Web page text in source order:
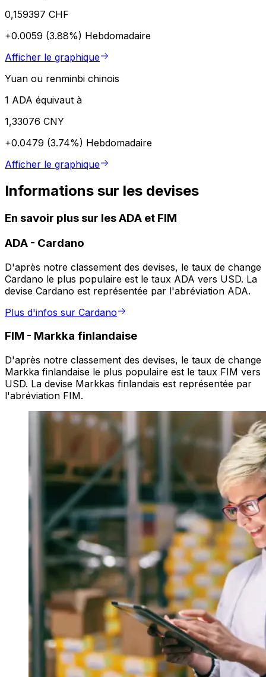
0,159397 CHF
+0.0059 (3.88%) Hebdomadaire
Afficher le graphique
Yuan ou renminbi chinois
1 ADA équivaut à
1,33076 CNY
+0.0479 (3.74%) Hebdomadaire
Afficher le graphique
Informations sur les devises
En savoir plus sur les ADA et FIM
ADA - Cardano
D'après notre classement des devises, le taux de change
Cardano le plus populaire est le taux ADA vers USD. La
devise Cardano est représentée par l'abréviation ADA.
Plus d'infos sur Cardano
FIM - Markka finlandaise
D'après notre classement des devises, le taux de change
Markka finlandaise le plus populaire est le taux FIM vers
USD. La devise Markkas finlandais est représentée par
l'abréviation FIM.